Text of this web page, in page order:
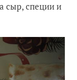
сыр, специи и